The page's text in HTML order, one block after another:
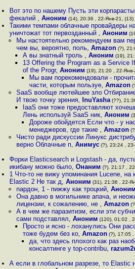
Вот это по нашему Пусть эти
фекалий ,Аноним (14), 20:36 , 22-Янв-21, (13)
Такими темпами облачные провайдеры
уничтожат тот первозданный ,Аноним
Мы настоятельно рекомендуем вам
чем вы, вероятно, поль, Amazon(?),
А вы знатный троль , Аноним (19),
13 Offering the Program as a Service
of the Progr, Аноним (19), 21:20 , 22-Янв-
Мы вам порекомендовали -
части, которым пользуе,Amazon
SaaS вообще лютейшее зло
И твою точку зрения, InuYasha(??),
IaaS они тоже предоставляют
Лень используй SaaS ник, Аноним
Дороже обойдется Если что - у
менеджеров, где такие ,Amazon
Чисто ради дискуссии Линукс
верно Облачные п, Анимус(?), 23:24 ,
Форки Elasticsearch и Logstash - да,
икибану можно было,Онаним (?), 21:17 ,
1 Что-то не вижу упоминания Lucene, на
Elastic 2 Не так д,Аноним (31), 21:36 , 22-
пардон, 1 - пижжу как троцкий, Аноним
Она давно в могильнике апача, и
лицензии, к сожалению, не , Amazon
А в чем же паразитизм, если эти
сами подставлял, Аноним (120), 01:02 ,
Просто и ясно - лоханулись Они
тоже будем без ко, Amazon(?), 17:05 ,
да, что здесь плохого как раз
консалтинге у top-contribu,
А если в глобальном разрезе, то Elastic